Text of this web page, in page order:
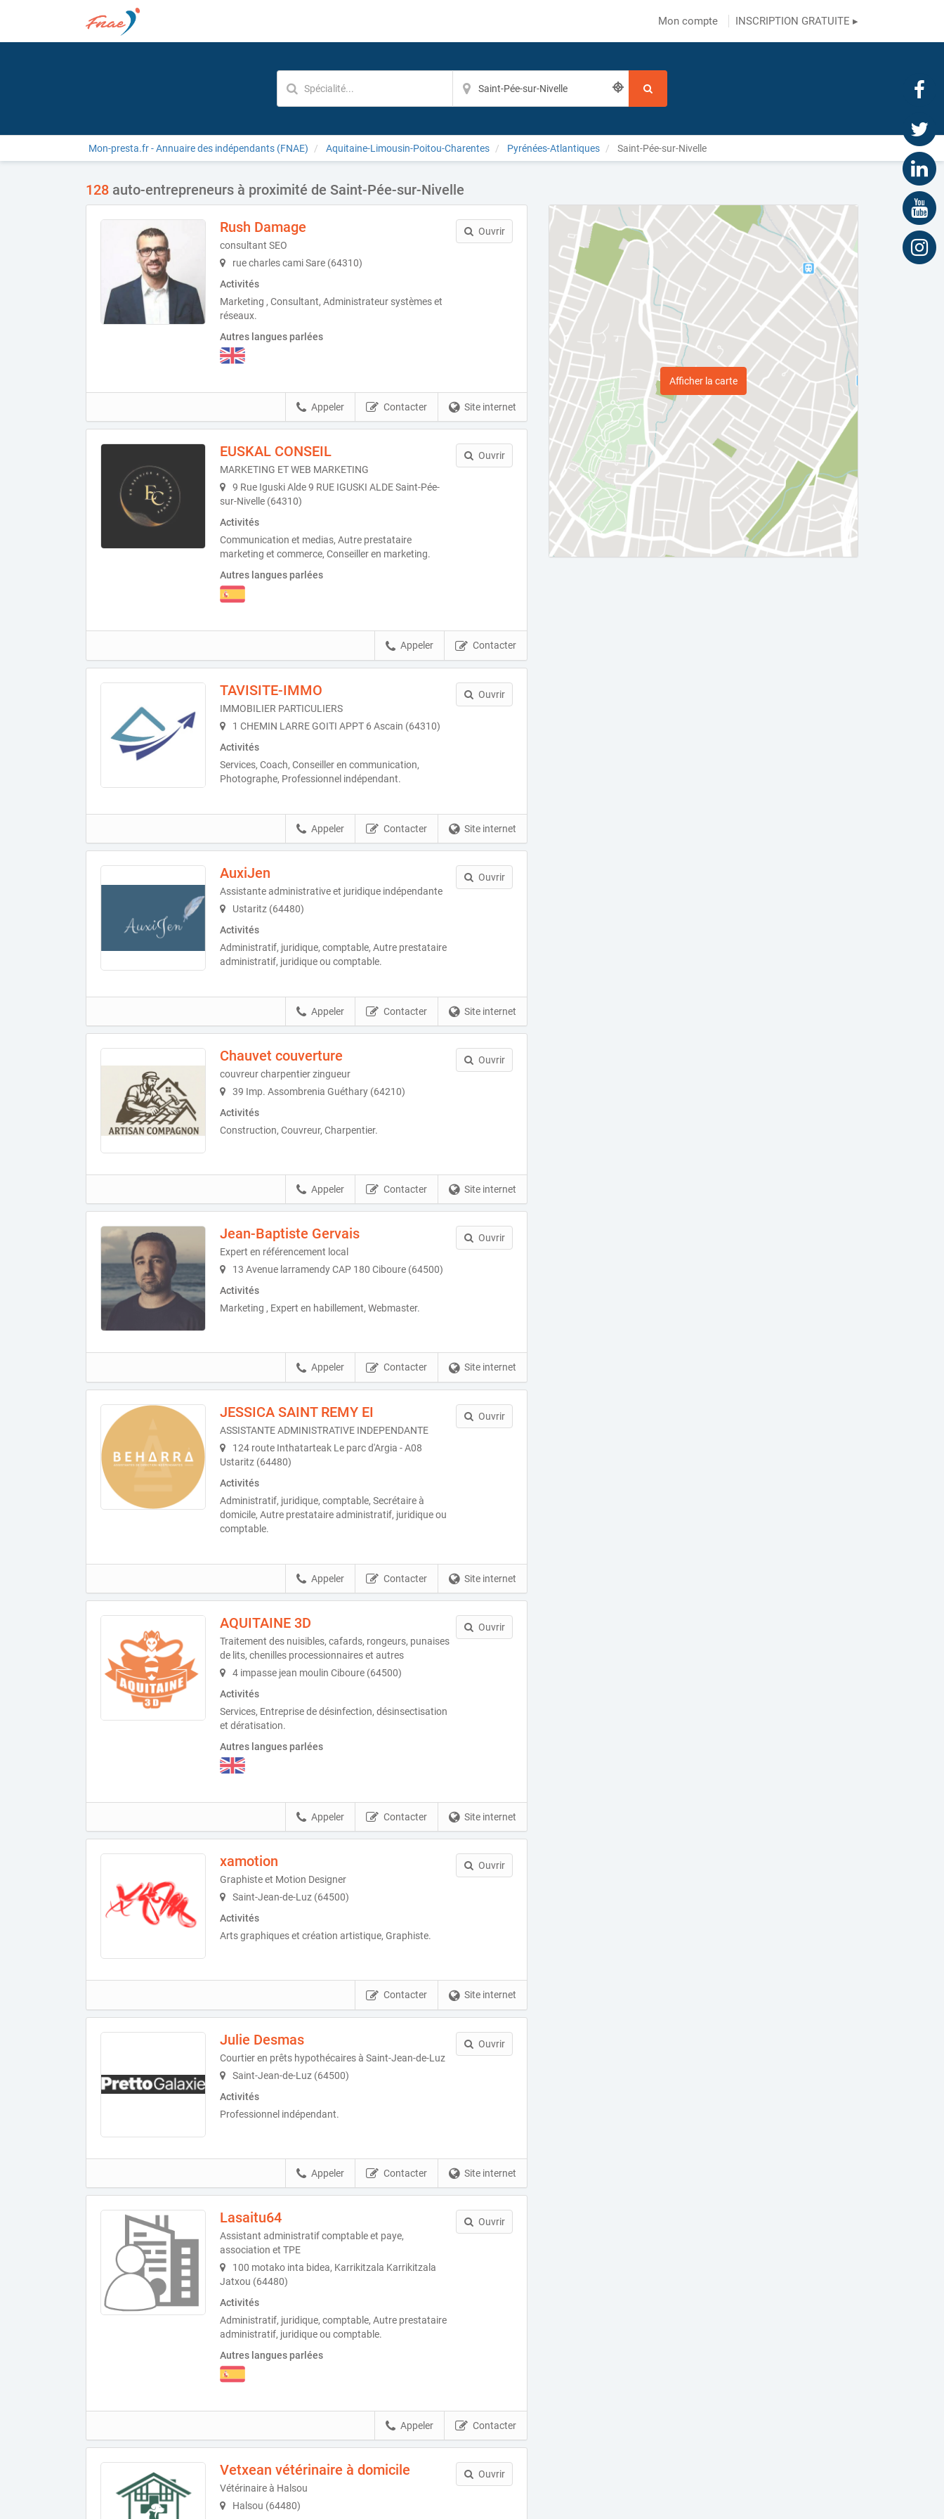
Mon compte INSCRIPTION GRATUITE ▸
Mon-presta.fr - Annuaire des indépendants (FNAE) Aquitaine-Limousin-Poitou-Charentes Pyrénées-Atlantiques Saint-Pée-sur-Nivelle
128 auto-entrepreneurs à proximité de Saint-Pée-sur-Nivelle
Rush Damage
consultant SEO
rue charles cami Sare (64310)
Activités
Marketing , Consultant, Administrateur systèmes et
réseaux.
Autres langues parlées
Ouvrir
Site internet
Contacter
Appeler
EUSKAL CONSEIL
MARKETING ET WEB MARKETING
9 Rue Iguski Alde 9 RUE IGUSKI ALDE Saint-Pée-
sur-Nivelle (64310)
Activités
Communication et medias, Autre prestataire
marketing et commerce, Conseiller en marketing.
Autres langues parlées
Ouvrir
Contacter
Appeler
TAVISITE-IMMO
IMMOBILIER PARTICULIERS
1 CHEMIN LARRE GOITI APPT 6 Ascain (64310)
Activités
Services, Coach, Conseiller en communication,
Photographe, Professionnel indépendant.
Ouvrir
Site internet
Contacter
Appeler
AuxiJen
Assistante administrative et juridique indépendante
Ustaritz (64480)
Activités
Administratif, juridique, comptable, Autre prestataire
administratif, juridique ou comptable.
Ouvrir
Site internet
Contacter
Appeler
Chauvet couverture
couvreur charpentier zingueur
39 Imp. Assombrenia Guéthary (64210)
Activités
Construction, Couvreur, Charpentier.
Ouvrir
Site internet
Contacter
Appeler
Jean-Baptiste Gervais
Expert en référencement local
13 Avenue larramendy CAP 180 Ciboure (64500)
Activités
Marketing , Expert en habillement, Webmaster.
Ouvrir
Site internet
Contacter
Appeler
JESSICA SAINT REMY EI
ASSISTANTE ADMINISTRATIVE INDEPENDANTE
124 route Inthatarteak Le parc d'Argia - A08
Ustaritz (64480)
Activités
Administratif, juridique, comptable, Secrétaire à
domicile, Autre prestataire administratif, juridique ou
comptable.
Ouvrir
Site internet
Contacter
Appeler
AQUITAINE 3D
Traitement des nuisibles, cafards, rongeurs, punaises
de lits, chenilles processionnaires et autres
4 impasse jean moulin Ciboure (64500)
Activités
Services, Entreprise de désinfection, désinsectisation
et dératisation.
Autres langues parlées
Ouvrir
Site internet
Contacter
Appeler
xamotion
Graphiste et Motion Designer
Saint-Jean-de-Luz (64500)
Activités
Arts graphiques et création artistique, Graphiste.
Ouvrir
Site internet
Contacter
Julie Desmas
Courtier en prêts hypothécaires à Saint-Jean-de-Luz
Saint-Jean-de-Luz (64500)
Activités
Professionnel indépendant.
Ouvrir
Site internet
Contacter
Appeler
Lasaitu64
Assistant administratif comptable et paye,
association et TPE
100 motako inta bidea, Karrikitzala Karrikitzala
Jatxou (64480)
Activités
Administratif, juridique, comptable, Autre prestataire
administratif, juridique ou comptable.
Autres langues parlées
Ouvrir
Contacter
Appeler
Vetxean vétérinaire à domicile
Vétérinaire à Halsou
Halsou (64480)
Ouvrir
Afficher la carte